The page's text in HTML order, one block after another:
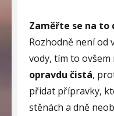
Zaměřte se na to
Rozhodně není od
vody, tím to ovšem
opravdu čistá,
přidat přípravky,
stěnách a dně